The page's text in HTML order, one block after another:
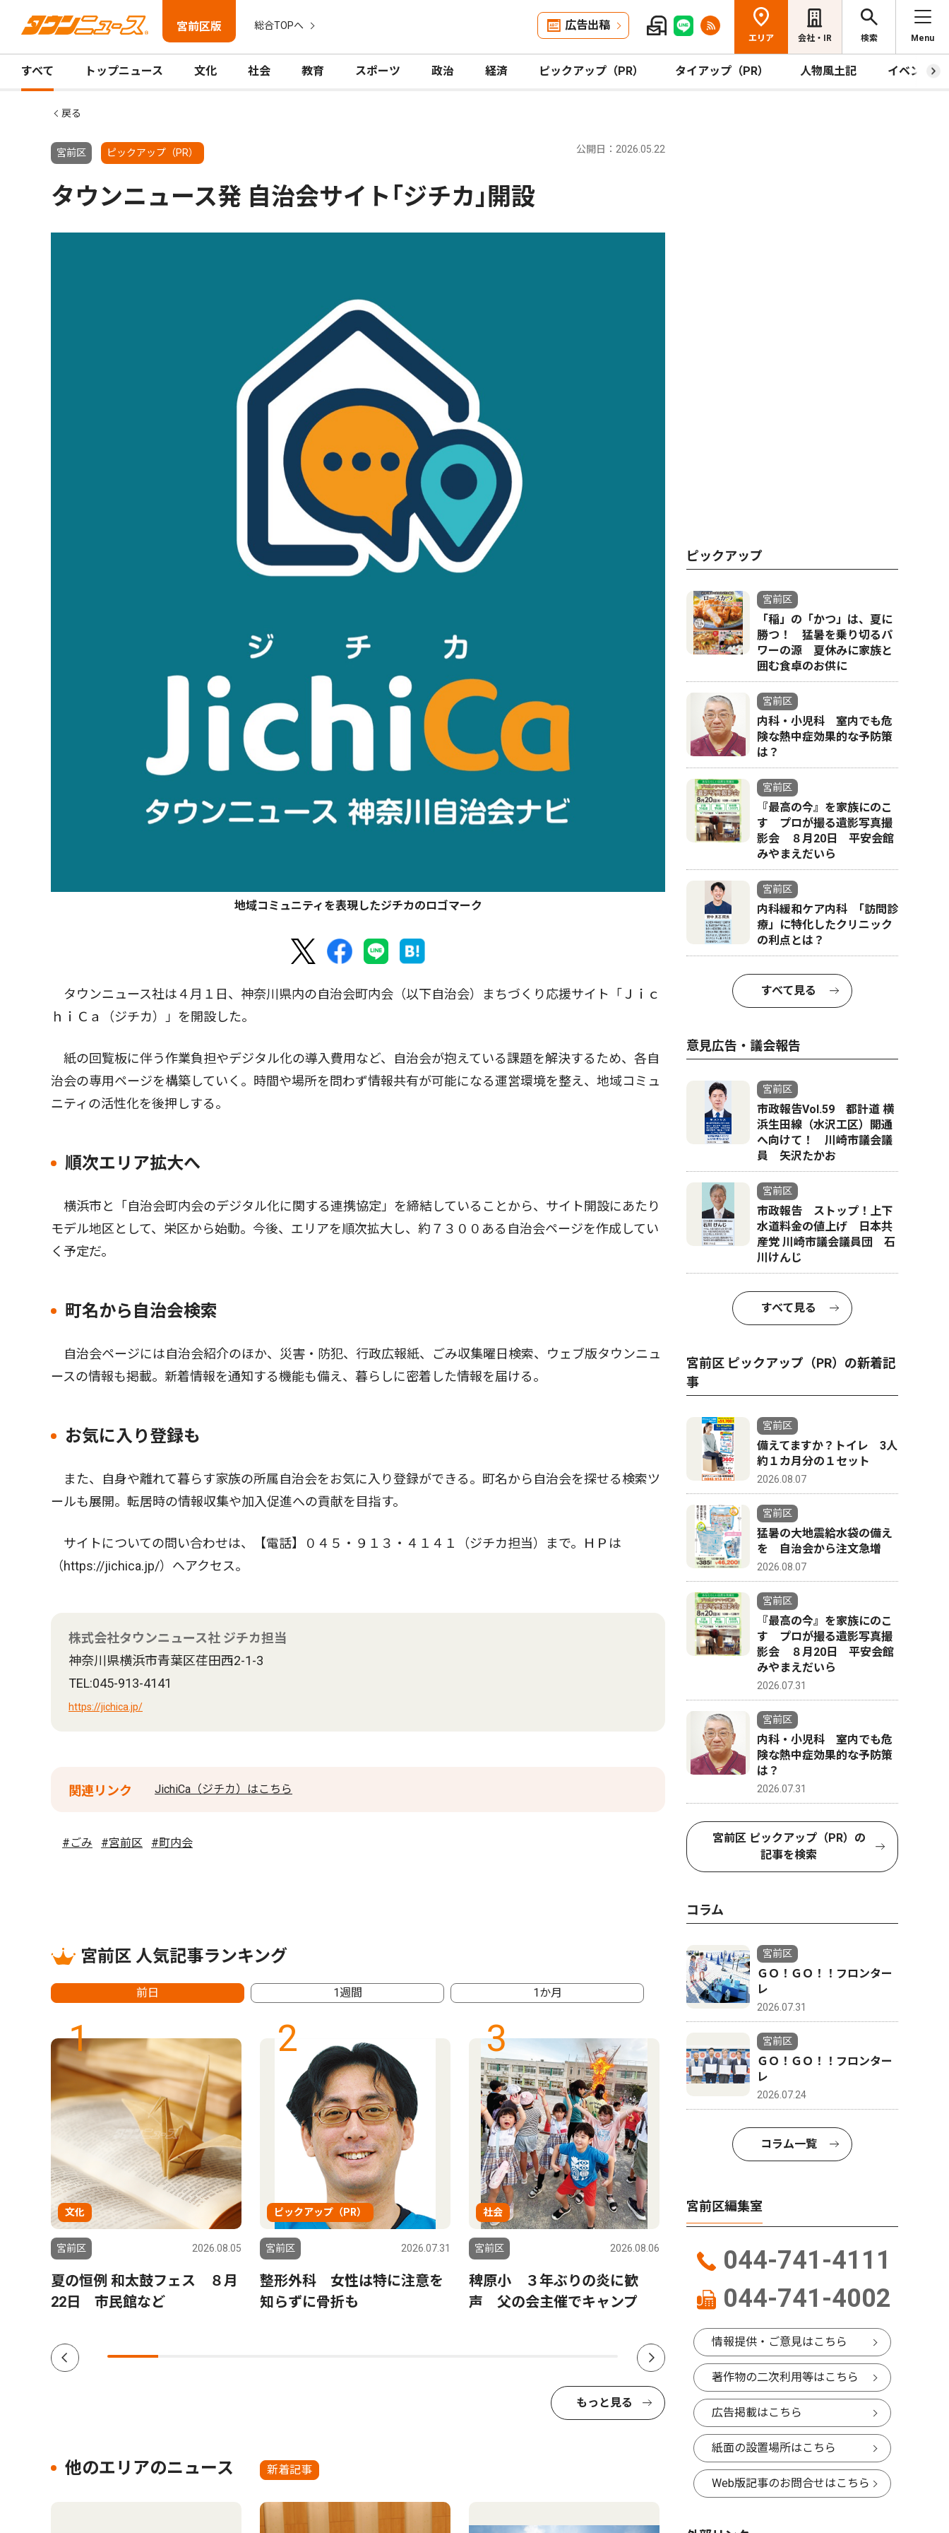
宮前区版 総合TOPへ 広告出稿
エリア 会社・IR 検索 Menu
すべて トップニュース 文化 社会 教育 スポーツ 政治 経済 ピックアップ（PR） タイアップ（PR） 人物風土記 イベント
戻る
宮前区 ピックアップ（PR） 公開日：2026.05.22
タウンニュース発 自治会サイト｢ジチカ｣開設
地域コミュニティを表現したジチカのロゴマーク
タウンニュース社は４月１日、神奈川県内の自治会町内会（以下自治会）まちづくり応援サイト「Ｊｉｃ
ｈｉＣａ（ジチカ）」を開設した。
紙の回覧板に伴う作業負担やデジタル化の導入費用など、自治会が抱えている課題を解決するため、各自
治会の専用ページを構築していく。時間や場所を問わず情報共有が可能になる運営環境を整え、地域コミュ
ニティの活性化を後押しする。
順次エリア拡大へ
横浜市と「自治会町内会のデジタル化に関する連携協定」を締結していることから、サイト開設にあたり
モデル地区として、栄区から始動。今後、エリアを順次拡大し、約７３００ある自治会ページを作成してい
く予定だ。
町名から自治会検索
自治会ページには自治会紹介のほか、災害・防犯、行政広報紙、ごみ収集曜日検索、ウェブ版タウンニュ
ースの情報も掲載。新着情報を通知する機能も備え、暮らしに密着した情報を届ける。
お気に入り登録も
また、自身や離れて暮らす家族の所属自治会をお気に入り登録ができる。町名から自治会を探せる検索ツ
ールも展開。転居時の情報収集や加入促進への貢献を目指す。
サイトについての問い合わせは、【電話】０４５・９１３・４１４１（ジチカ担当）まで。ＨＰは
（https://jichica.jp/）へアクセス。
株式会社タウンニュース社 ジチカ担当
神奈川県横浜市青葉区荏田西2-1-3
TEL:045-913-4141
https://jichica.jp/
関連リンク JichiCa（ジチカ）はこちら
#ごみ #宮前区 #町内会
宮前区 人気記事ランキング
前日 1週間 1か月
1
文化
宮前区 2026.08.05
夏の恒例 和太鼓フェス ８月
22日 市民館など
2
ピックアップ（PR）
宮前区 2026.07.31
整形外科 女性は特に注意を
知らずに骨折も
3
社会
宮前区 2026.08.06
稗原小 ３年ぶりの炎に歓
声 父の会主催でキャンプ
4
ピックアップ（PR）
2026.07.31
えてください
な病気で
もっと見る
他のエリアのニュース 新着記事
ピックアップ
宮前区
「稲」の「かつ」は、夏に
勝つ！ 猛暑を乗り切るパ
ワーの源 夏休みに家族と
囲む食卓のお供に
宮前区
内科・小児科 室内でも危
険な熱中症効果的な予防策
は？
宮前区
『最高の今』を家族にのこ
す プロが撮る遺影写真撮
影会 ８月20日 平安会館
みやまえだいら
宮前区
内科緩和ケア内科 ｢訪問診
療」に特化したクリニック
の利点とは？
すべて見る
意見広告・議会報告
宮前区
市政報告Vol.59 都計道 横
浜生田線（水沢工区）開通
へ向けて！ 川崎市議会議
員 矢沢たかお
宮前区
市政報告 ストップ！上下
水道料金の値上げ 日本共
産党 川崎市議会議員団 石
川けんじ
すべて見る
宮前区 ピックアップ（PR）の新着記
事
宮前区
備えてますか？トイレ 3人
約１カ月分の１セット
2026.08.07
宮前区
猛暑の大地震給水袋の備え
を 自治会から注文急増
2026.08.07
宮前区
『最高の今』を家族にのこ
す プロが撮る遺影写真撮
影会 ８月20日 平安会館
みやまえだいら
2026.07.31
宮前区
内科・小児科 室内でも危
険な熱中症効果的な予防策
は？
2026.07.31
宮前区 ピックアップ（PR）の
記事を検索
コラム
宮前区
ＧＯ！ＧＯ！！フロンター
レ
2026.07.31
宮前区
ＧＯ！ＧＯ！！フロンター
レ
2026.07.24
コラム一覧
宮前区編集室
044-741-4111
044-741-4002
情報提供・ご意見はこちら
著作物の二次利用等はこちら
広告掲載はこちら
紙面の設置場所はこちら
Web版記事のお問合せはこちら